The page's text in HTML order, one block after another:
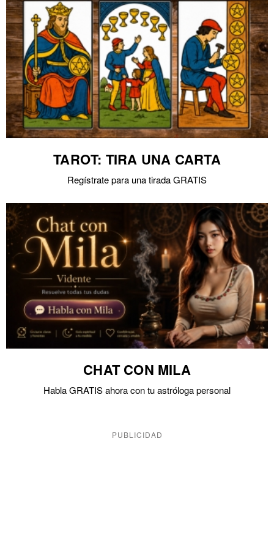
TAROT: TIRA UNA CARTA
Regístrate para una tirada GRATIS
CHAT CON MILA
Habla GRATIS ahora con tu astróloga personal